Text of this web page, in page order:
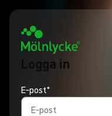
Logga in
E‑post*